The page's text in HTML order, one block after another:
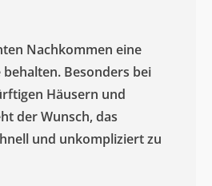
Nachkommen eine
Besonders bei
Häusern und
der Wunsch, das
und unkompliziert zu